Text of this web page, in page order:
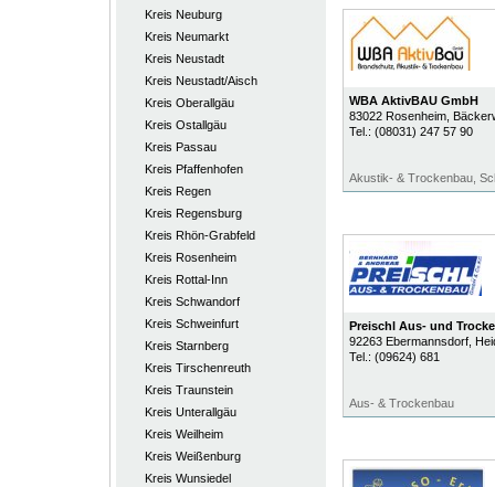
Kreis Neuburg
Kreis Neumarkt
Kreis Neustadt
Kreis Neustadt/Aisch
Kreis Oberallgäu
Kreis Ostallgäu
Kreis Passau
Kreis Pfaffenhofen
Kreis Regen
Kreis Regensburg
Kreis Rhön-Grabfeld
Kreis Rosenheim
Kreis Rottal-Inn
Kreis Schwandorf
Kreis Schweinfurt
Kreis Starnberg
Kreis Tirschenreuth
Kreis Traunstein
Kreis Unterallgäu
Kreis Weilheim
Kreis Weißenburg
Kreis Wunsiedel
WBA AktivBAU GmbH
83022 Rosenheim,
Tel.: (08031) 247 57 90
Akustik- & Trockenbau,
Preischl Aus- und
92263 Ebermannsdorf,
Tel.: (09624) 681
Aus- & Trockenbau